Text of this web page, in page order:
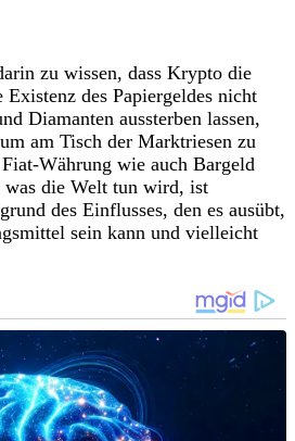
zu wissen, dass Krypto die
des Papiergeldes nicht
Diamanten aussterben lassen,
am Tisch der Marktriesen zu
Währung wie auch Bargeld
die Welt tun wird, ist
des Einflusses, den es ausübt,
sein kann und vielleicht